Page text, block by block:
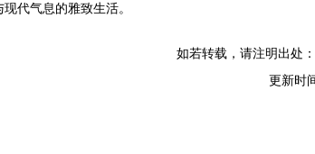
代气息的雅致生活。
如若转载，请注明出处
更新时